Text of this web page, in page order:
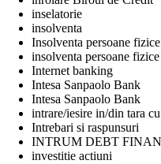
inselatorie
insolventa
Insolventa persoane fizice
insolventa persoane fizice
Internet banking
Intesa Sanpaolo Bank
Intesa Sanpaolo Bank
intrare/iesire in/din tara
Intrebari si raspunsuri
INTRUM DEBT
investitie actiuni